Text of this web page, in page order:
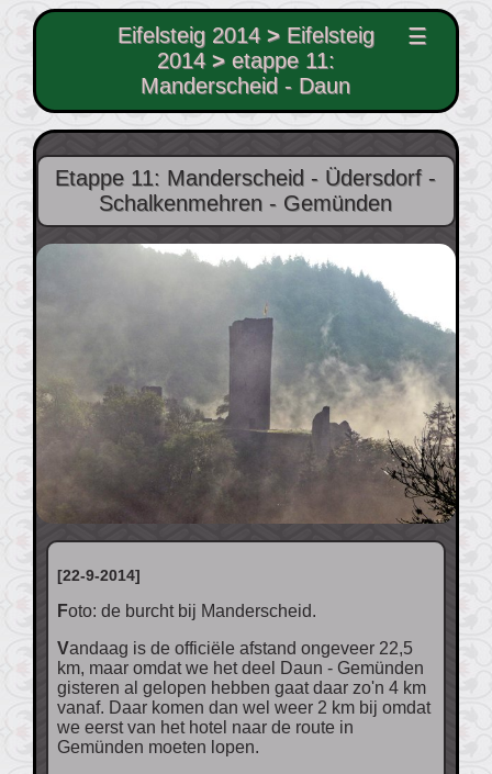
Eifelsteig 2014> Eifelsteig
2014> etappe 11:
Manderscheid - Daun
☰
Etappe 11: Manderscheid - Üdersdorf -
Schalkenmehren - Gemünden
[22-9-2014]
Foto: de burcht bij Manderscheid.
Vandaag is de officiële afstand ongeveer 22,5
km, maar omdat we het deel Daun - Gemünden
gisteren al gelopen hebben gaat daar zo'n 4 km
vanaf. Daar komen dan wel weer 2 km bij omdat
we eerst van het hotel naar de route in
Gemünden moeten lopen.